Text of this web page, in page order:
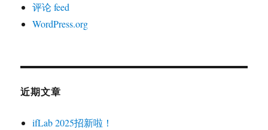
评论 feed
WordPress.org
近期文章
ifLab 2025招新啦！